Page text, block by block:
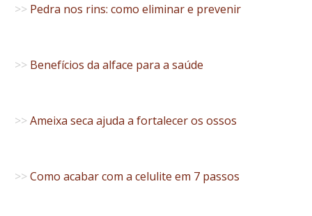
>> Pedra nos rins: como eliminar e prevenir
>> Benefícios da alface para a saúde
>> Ameixa seca ajuda a fortalecer os ossos
>> Como acabar com a celulite em 7 passos